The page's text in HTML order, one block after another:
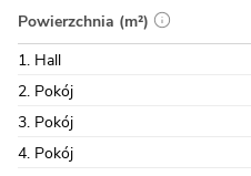
Powierzchnia (m²)
1. Hall
2. Pokój
3. Pokój
4. Pokój